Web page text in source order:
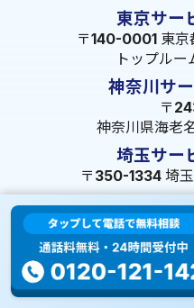
東京サー
〒140-0001 東
トップルー
神奈川サ
〒
神奈川県海老
埼玉サー
〒350-1334 埼
千葉サー
〒
千葉県千葉市
茨城サー
〒309-1717 茨城県